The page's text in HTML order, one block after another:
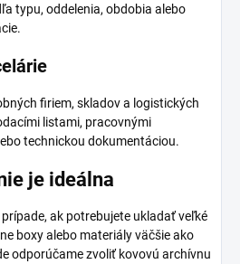
typu, oddelenia, obdobia alebo
firiem, skladov a logistických
listami, pracovnými
technickou dokumentáciou.
je ideálna
ak potrebujete ukladať veľké
boxy alebo materiály väčšie ako
odporúčame zvoliť kovovú archívnu